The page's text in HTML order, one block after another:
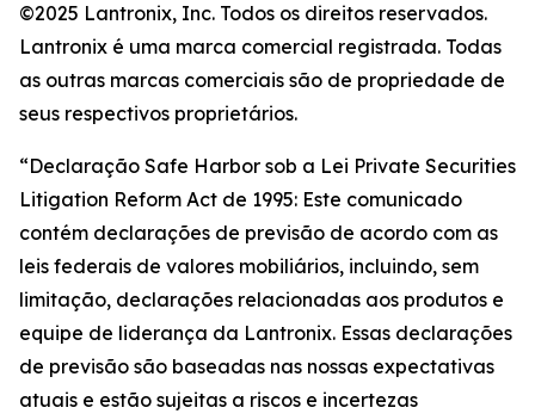
©2025 Lantronix, Inc. Todos os direitos reservados.
Lantronix é uma marca comercial registrada. Todas
as outras marcas comerciais são de propriedade de
seus respectivos proprietários.
“Declaração Safe Harbor sob a Lei Private Securities
Litigation Reform Act de 1995: Este comunicado
contém declarações de previsão de acordo com as
leis federais de valores mobiliários, incluindo, sem
limitação, declarações relacionadas aos produtos e
equipe de liderança da Lantronix. Essas declarações
de previsão são baseadas nas nossas expectativas
atuais e estão sujeitas a riscos e incertezas